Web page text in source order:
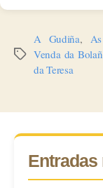
Etiquetas
A Gudiña,
Venda da
da Teresa
Entradas